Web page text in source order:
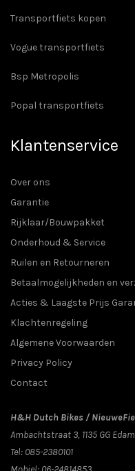
Transportfiets kopen
Vogue transportfiets
Bsp Metropolis
Popal transportfiets
Klantenservice
Over ons
Garantie
Rijklaar/Bouwpakket
Onderhoud & Service
Ruilen en Retourneren
Betaalmogelijkheden en
Acties & Laagste Prijs
Klachtenregeling
Algemene Voorwaarden
Privacy Policy
Contact
H&H Dutch Bikes /
Ambachtstraat 3, 1135 GG Edam
Tel: 085-2380101